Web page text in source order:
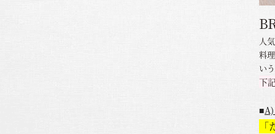
人
料
い
下
■